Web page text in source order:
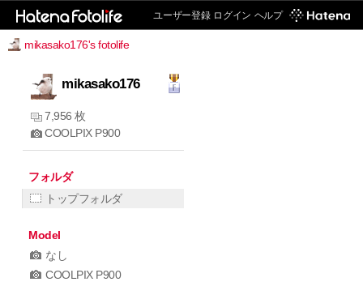
ユーザー登録 ログイン ヘルプ
mikasako176's fotolife
mikasako176
7,956 枚
COOLPIX P900
フォルダ
トップフォルダ
Model
なし
COOLPIX P900